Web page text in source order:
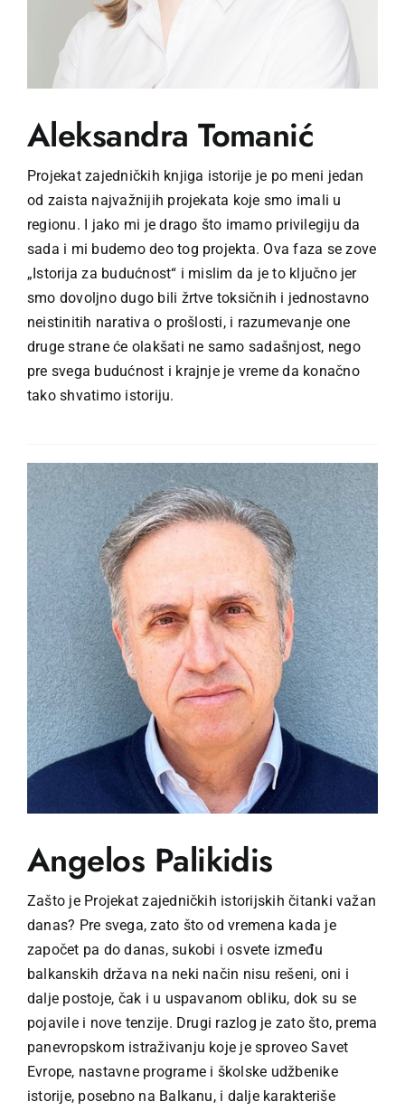
Aleksandra Tomanić
Projekat zajedničkih knjiga istorije je po meni jedan
od zaista najvažnijih projekata koje smo imali u
regionu. I jako mi je drago što imamo privilegiju da
sada i mi budemo deo tog projekta. Ova faza se zove
„Istorija za budućnost“ i mislim da je to ključno jer
smo dovoljno dugo bili žrtve toksičnih i jednostavno
neistinitih narativa o prošlosti, i razumevanje one
druge strane će olakšati ne samo sadašnjost, nego
pre svega budućnost i krajnje je vreme da konačno
tako shvatimo istoriju.
Angelos Palikidis
Zašto je Projekat zajedničkih istorijskih čitanki važan
danas? Pre svega, zato što od vremena kada je
započet pa do danas, sukobi i osvete između
balkanskih država na neki način nisu rešeni, oni i
dalje postoje, čak i u uspavanom obliku, dok su se
pojavile i nove tenzije. Drugi razlog je zato što, prema
panevropskom istraživanju koje je sproveo Savet
Evrope, nastavne programe i školske udžbenike
istorije, posebno na Balkanu, i dalje karakteriše